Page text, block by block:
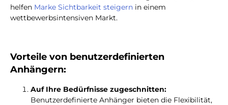
helfen Marke Sichtbarkeit steigern in einem
wettbewerbsintensiven Markt.
Vorteile von benutzerdefinierten
Anhängern:
Auf Ihre Bedürfnisse zugeschnitten:
Benutzerdefinierte Anhänger bieten die Flexibilität,